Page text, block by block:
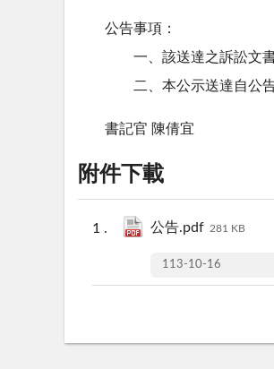
公告事項：
一、該送達之訴訟文
二、本公示送達自公
書記官 陳倩宜
附件下載
公告.pdf 281 KB
113-10-16